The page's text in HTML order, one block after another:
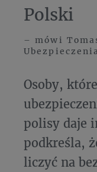
Polski
– mówi
Osoby,
polisy daje
podkreśla,
liczyć na